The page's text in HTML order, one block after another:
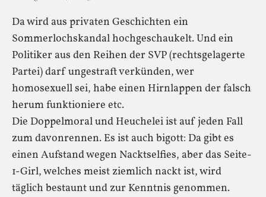
Da wird aus privaten Geschichten ein
Sommerlochskandal hochgeschaukelt. Und ein
Politiker aus den Reihen der SVP (rechtsgelagerte
Partei) darf ungestraft verkünden, wer
homosexuell sei, habe einen Hirnlappen der falsch
herum funktioniere etc.
Die Doppelmoral und Heuchelei ist auf jeden Fall
zum davonrennen. Es ist auch bigott: Da gibt es
einen Aufstand wegen Nacktselfies, aber das Seite-
1-Girl, welches meist ziemlich nackt ist, wird
täglich bestaunt und zur Kenntnis genommen.